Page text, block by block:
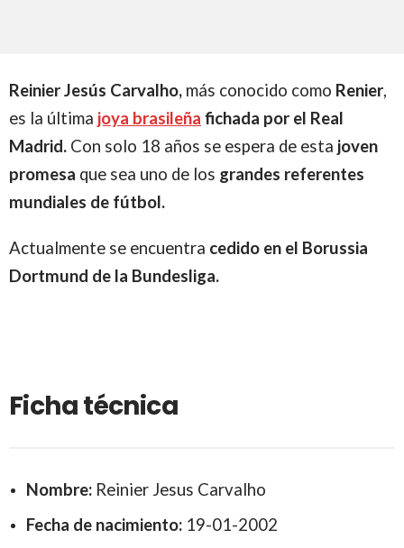
Reinier Jesús Carvalho, más conocido como Renier,
es la última joya brasileña fichada por el Real
Madrid. Con solo 18 años se espera de esta joven
promesa que sea uno de los grandes referentes
mundiales de fútbol.
Actualmente se encuentra cedido en el Borussia
Dortmund de la Bundesliga.
Ficha técnica
Nombre:Reinier Jesus Carvalho
Fecha de nacimiento:19-01-2002